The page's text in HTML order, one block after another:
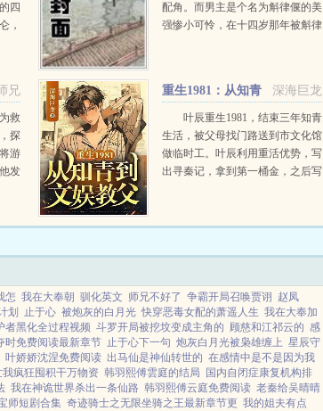
四
，
配角。而男主是个名为斛律偃的美
强惨小可怜，在十四岁那年被斛律
兄
救
探
游
发
...
深海巨龙
重生1981：从知青
到文娱教父
叶辰重生1981，结束三年知青
生活，被父母找门路送到市文化馆
做临时工。叶辰利用重活优势，写
出寻秦记，拿到第一桶金，之后写
掀起文娱风暴。他参...
怎 我在大奉朝 驯化英文 师兄不好了 争霸开局召唤贾诩
赵凤
划 止于心 被炮灰的白月光 快穿恶毒女配的萧遥人生 我在大奉加
者黑化全过程视频 斗罗开局被挖坟变成主角的 顾慈和江祁云的 感
时免费阅读最新章节 止于心下一句 炮灰白月光被枭雄缠上 星辰守
叶娇娇沈涅免费阅读 出马仙是神仙转世的 在感情中是不是因为我
疯狂囤积干万物资 韩羽熙傅雲庭的结局
国内自闭症康复机构排
我在神诡世界杀出一条仙路 韩羽熙傅云庭免费阅读 老秦给吴晴晴
师短剧合集 奇迹骑士之无限坐骑之王最新章节更 我的姐夫有点